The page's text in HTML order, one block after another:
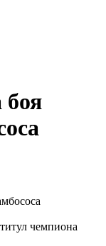
боя
чемпиона